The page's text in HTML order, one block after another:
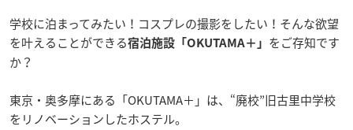
学校に泊まってみたい！コスプレの撮影をしたい！そんな欲望
を叶えることができる宿泊施設「OKUTAMA＋」 をご存知です
か？
東京・奥多摩にある「OKUTAMA＋」は、“廃校”旧古里中学校
をリノベーションしたホステル。